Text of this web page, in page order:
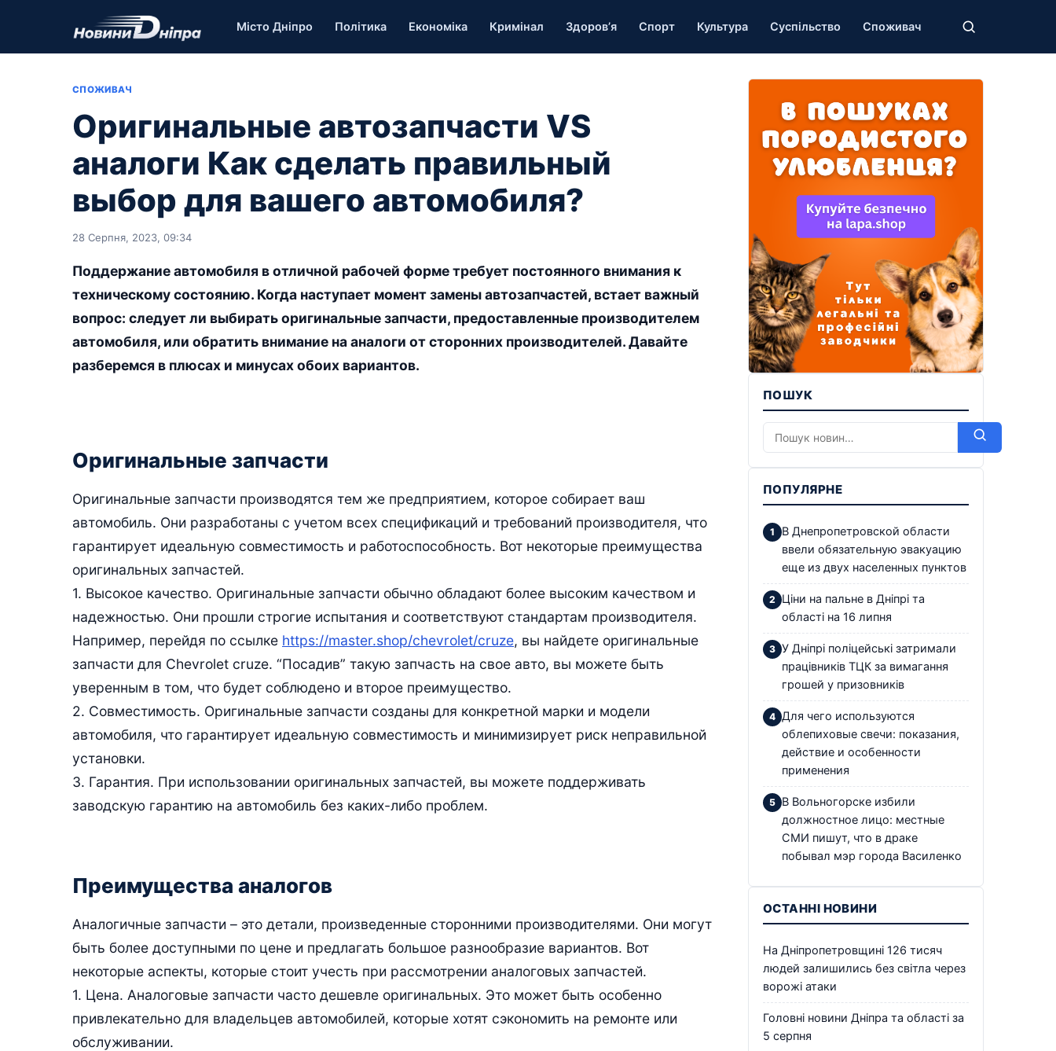
Місто Дніпро Політика Економіка Кримінал Здоров’я Спорт Культура Суспільство Споживач
СПОЖИВАЧ
Оригинальные автозапчасти VS
аналоги Как сделать правильный
выбор для вашего автомобиля?
28 Серпня, 2023, 09:34
Поддержание автомобиля в отличной рабочей форме требует постоянного внимания к
техническому состоянию. Когда наступает момент замены автозапчастей, встает важный
вопрос: следует ли выбирать оригинальные запчасти, предоставленные производителем
автомобиля, или обратить внимание на аналоги от сторонних производителей. Давайте
разберемся в плюсах и минусах обоих вариантов.
Оригинальные запчасти
Оригинальные запчасти производятся тем же предприятием, которое собирает ваш
автомобиль. Они разработаны с учетом всех спецификаций и требований производителя, что
гарантирует идеальную совместимость и работоспособность. Вот некоторые преимущества
оригинальных запчастей.
1. Высокое качество. Оригинальные запчасти обычно обладают более высоким качеством и
надежностью. Они прошли строгие испытания и соответствуют стандартам производителя.
Например, перейдя по ссылке https://master.shop/chevrolet/cruze, вы найдете оригинальные
запчасти для Chevrolet cruze. “Посадив” такую запчасть на свое авто, вы можете быть
уверенным в том, что будет соблюдено и второе преимущество.
2. Совместимость. Оригинальные запчасти созданы для конкретной марки и модели
автомобиля, что гарантирует идеальную совместимость и минимизирует риск неправильной
установки.
3. Гарантия. При использовании оригинальных запчастей, вы можете поддерживать
заводскую гарантию на автомобиль без каких-либо проблем.
Преимущества аналогов
Аналогичные запчасти – это детали, произведенные сторонними производителями. Они могут
быть более доступными по цене и предлагать большое разнообразие вариантов. Вот
некоторые аспекты, которые стоит учесть при рассмотрении аналоговых запчастей.
1. Цена. Аналоговые запчасти часто дешевле оригинальных. Это может быть особенно
привлекательно для владельцев автомобилей, которые хотят сэкономить на ремонте или
обслуживании.
ПОШУК
ПОПУЛЯРНЕ
В Днепропетровской области
ввели обязательную эвакуацию
еще из двух населенных пунктов
Ціни на пальне в Дніпрі та
області на 16 липня
У Дніпрі поліцейські затримали
працівників ТЦК за вимагання
грошей у призовників
Для чего используются
облепиховые свечи: показания,
действие и особенности
применения
В Вольногорске избили
должностное лицо: местные
СМИ пишут, что в драке
побывал мэр города Василенко
ОСТАННІ НОВИНИ
На Дніпропетровщині 126 тисяч
людей залишились без світла через
ворожі атаки
Головні новини Дніпра та області за
5 серпня